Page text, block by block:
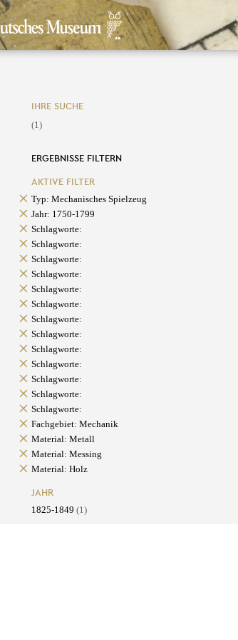
IHRE SUCHE
(1)
ERGEBNISSE FILTERN
AKTIVE FILTER
Typ: Mechanisches Spielzeug
Jahr: 1750-1799
Schlagworte:
Schlagworte:
Schlagworte:
Schlagworte:
Schlagworte:
Schlagworte:
Schlagworte:
Schlagworte:
Schlagworte:
Schlagworte:
Schlagworte:
Schlagworte:
Schlagworte:
Fachgebiet: Mechanik
Material: Metall
Material: Messing
Material: Holz
JAHR
1825-1849 (1)